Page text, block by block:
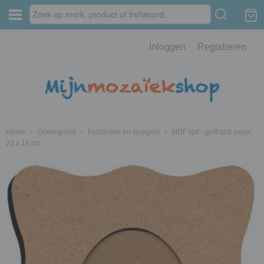
Inloggen Registreren
Home › Ondergrond › Fotolijsten en spiegels ›
MDF lijst - golfrand ovaal;
23 x 18 cm